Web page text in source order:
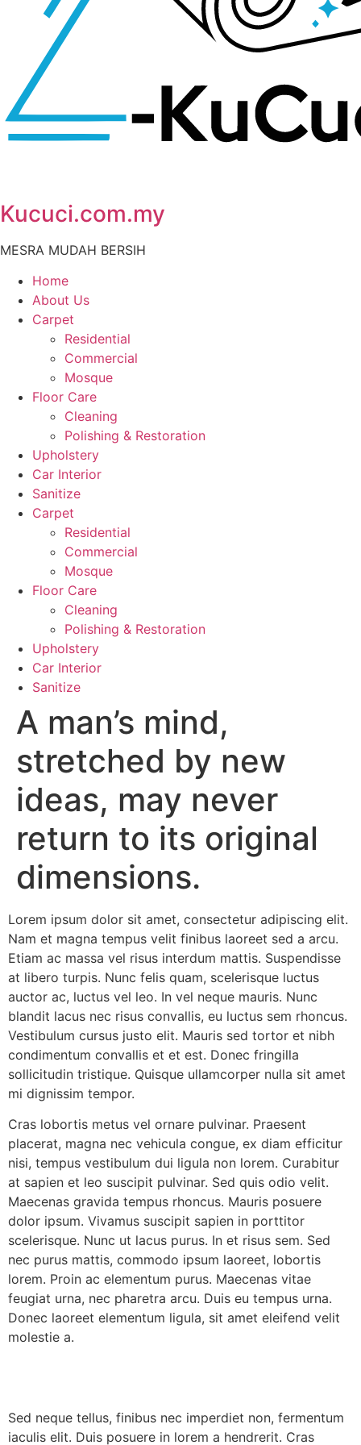
Kucuci.com.my
MESRA MUDAH BERSIH
Home
About Us
Carpet
Residential
Commercial
Mosque
Floor Care
Cleaning
Polishing & Restoration
Upholstery
Car Interior
Sanitize
Carpet
Residential
Commercial
Mosque
Floor Care
Cleaning
Polishing & Restoration
Upholstery
Car Interior
Sanitize
A man’s mind,
stretched by new
ideas, may never
return to its original
dimensions.
Lorem ipsum dolor sit amet, consectetur adipiscing elit.
Nam et magna tempus velit finibus laoreet sed a arcu.
Etiam ac massa vel risus interdum mattis. Suspendisse
at libero turpis. Nunc felis quam, scelerisque luctus
auctor ac, luctus vel leo. In vel neque mauris. Nunc
blandit lacus nec risus convallis, eu luctus sem rhoncus.
Vestibulum cursus justo elit. Mauris sed tortor et nibh
condimentum convallis et et est. Donec fringilla
sollicitudin tristique. Quisque ullamcorper nulla sit amet
mi dignissim tempor.
Cras lobortis metus vel ornare pulvinar. Praesent
placerat, magna nec vehicula congue, ex diam efficitur
nisi, tempus vestibulum dui ligula non lorem. Curabitur
at sapien et leo suscipit pulvinar. Sed quis odio velit.
Maecenas gravida tempus rhoncus. Mauris posuere
dolor ipsum. Vivamus suscipit sapien in porttitor
scelerisque. Nunc ut lacus purus. In et risus sem. Sed
nec purus mattis, commodo ipsum laoreet, lobortis
lorem. Proin ac elementum purus. Maecenas vitae
feugiat urna, nec pharetra arcu. Duis eu tempus urna.
Donec laoreet elementum ligula, sit amet eleifend velit
molestie a.
Sed neque tellus, finibus nec imperdiet non, fermentum
iaculis elit. Duis posuere in lorem a hendrerit. Cras